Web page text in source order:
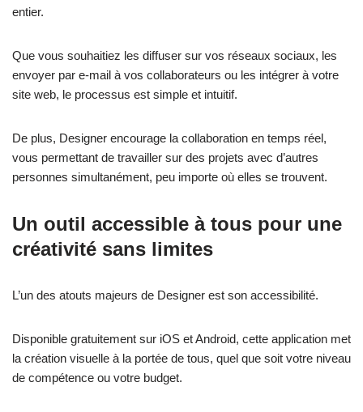
entier.
Que vous souhaitiez les diffuser sur vos réseaux sociaux, les
envoyer par e-mail à vos collaborateurs ou les intégrer à votre
site web, le processus est simple et intuitif.
De plus, Designer encourage la collaboration en temps réel,
vous permettant de travailler sur des projets avec d’autres
personnes simultanément, peu importe où elles se trouvent.
Un outil accessible à tous pour une
créativité sans limites
L’un des atouts majeurs de Designer est son accessibilité.
Disponible gratuitement sur iOS et Android, cette application met
la création visuelle à la portée de tous, quel que soit votre niveau
de compétence ou votre budget.